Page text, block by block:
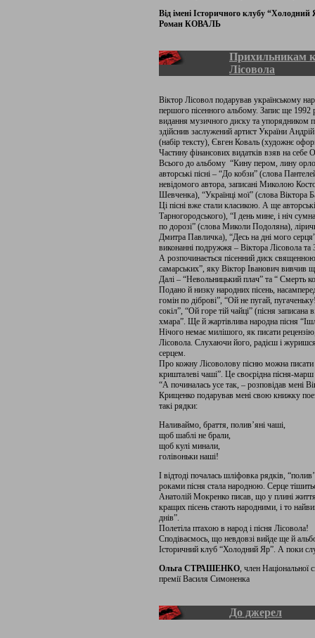
Від імені Історичного клубу “Холодний
Роман КОВАЛЬ
Прихильникам
Лісовола
Віктор Лісовол подарував українському
першого пісенного альбому. Запис ще
видання музичного диску та упорядником
здійснив заслужений артист України
(набір тексту), Євген Коваль (художнє
Частину фінансових видатків взяв на себе
Всього до альбому “Кину пером, лину
авторські пісні – “До кобзи” (слова
невідомого автора, записані Миколою
Шевченка), “Українці мої” (слова Віктора
Ці пісні вже стали класикою. А ще
Тарногородського), “І день мине, і ніч
по дорозі” (слова Миколи Подоляна),
Дмитра Павличка), “Десь на дні мого
виконанні подружжя – Віктора Лісовола та
А розпочинається пісенний диск
самарських”, яку Віктор Іванович вивчив
Далі – “Невольницький плач” та “ Смерть
Подано й низку народних пісень,
гомін по діброві”, “Ой не пугай,
сокіл”, “Ой горе тій чайці” (пісня
хмара”. Ще й жартівлива народна пісня
Нічого немає милішого, як писати
Лісовола. Слухаючи його, радієш і
серцем.
Про кожну Лісоволову пісню можна
кришталеві чаші”. Це своєрідна пісня-
“А починалась усе так, – розповідав
Крищенко подарував мені свою книжку
такі рядки:
Наливаймо, браття, полив’яні чаші,
щоб шаблі не брали,
щоб кулі минали,
голівоньки наші!
І відтоді почалась шліфовка рядків,
роками пісня стала народною. Серце
Анатолій Мокренко писав, що у плині
кращих пісень стають народними, і то
днів”.
Полетіла птахою в народ і пісня Лісовола!
Сподіваємось, що невдовзі вийде ще й
Історичний клуб “Холодний Яр”. А поки
Ольга СТРАШЕНКО, член Національної
премії Василя Симоненка
До джерел